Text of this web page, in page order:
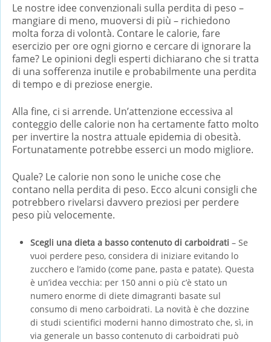
Le nostre idee convenzionali sulla perdita di peso –
mangiare di meno, muoversi di più – richiedono
molta forza di volontà. Contare le calorie, fare
esercizio per ore ogni giorno e cercare di ignorare la
fame? Le opinioni degli esperti dichiarano che si tratta
di una sofferenza inutile e probabilmente una perdita
di tempo e di preziose energie.
Alla fine, ci si arrende. Un’attenzione eccessiva al
conteggio delle calorie non ha certamente fatto molto
per invertire la nostra attuale epidemia di obesità.
Fortunatamente potrebbe esserci un modo migliore.
Quale? Le calorie non sono le uniche cose che
contano nella perdita di peso. Ecco alcuni consigli che
potrebbero rivelarsi davvero preziosi per perdere
peso più velocemente.
Scegli una dieta a basso contenuto di carboidrati – Se
vuoi perdere peso, considera di iniziare evitando lo
zucchero e l’amido (come pane, pasta e patate). Questa
è un’idea vecchia: per 150 anni o più c’è stato un
numero enorme di diete dimagranti basate sul
consumo di meno carboidrati. La novità è che dozzine
di studi scientifici moderni hanno dimostrato che, sì, in
via generale un basso contenuto di carboidrati può